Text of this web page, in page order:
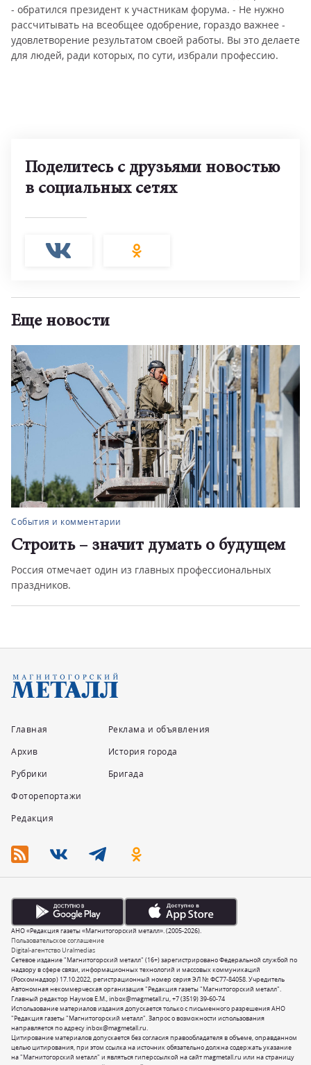
- обратился президент к участникам форума. - Не нужно
рассчитывать на всеобщее одобрение, гораздо важнее -
удовлетворение результатом своей работы. Вы это делаете
для людей, ради которых, по сути, избрали профессию.
Поделитесь с друзьями новостью
в социальных сетях
Еще новости
События и комментарии
Строить – значит думать о будущем
Россия отмечает один из главных профессиональных
праздников.
Главная
Архив
Рубрики
Фоторепортажи
Редакция
Реклама и объявления
История города
Бригада
Сетевое издание "Магнитогорский металл" (16+) зарегистрировано Федеральной службой по
надзору в сфере связи, информационных технологий и массовых коммуникаций
(Роскомнадзор) 17.10.2022, регистрационный номер серия ЭЛ № ФС77-84058. Учредитель
Автономная некоммерческая организация "Редакция газеты "Магнитогорский металл".
Главный редактор Наумов Е.М.,inbox@magmetall.ru,+7 (3519) 39-60-74
Использование материалов издания допускается только с письменного разрешения АНО
"Редакция газеты "Магнитогорский металл". Запрос о возможности использования
направляется по адресуinbox@magmetall.ru.
Цитирование материалов допускается без согласия правообладателя в объеме, оправданном
целью цитирования, при этом ссылка на источник обязательно должна содержать указание
на "Магнитогорский металл" и являться гиперссылкой на сайт magmetall.ru или на страницу
Пользовательское соглашение
Digital-агентство Uralmedias
АНО «Редакция газеты «Магнитогорский металл». (2005-2026).